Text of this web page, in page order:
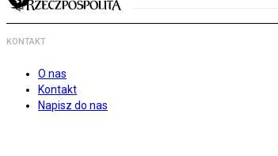
KONTAKT
O nas
Kontakt
Napisz do nas